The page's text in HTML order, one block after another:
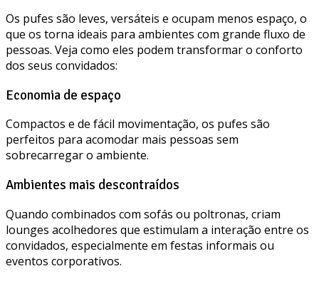
Os pufes são leves, versáteis e ocupam menos espaço, o
que os torna ideais para ambientes com grande fluxo de
pessoas. Veja como eles podem transformar o conforto
dos seus convidados:
Economia de espaço
Compactos e de fácil movimentação, os pufes são
perfeitos para acomodar mais pessoas sem
sobrecarregar o ambiente.
Ambientes mais descontraídos
Quando combinados com sofás ou poltronas, criam
lounges acolhedores que estimulam a interação entre os
convidados, especialmente em festas informais ou
eventos corporativos.